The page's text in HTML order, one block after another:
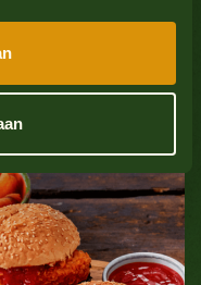
Burger mit Nein
Produkte anzeigen
Produkte anzeigen